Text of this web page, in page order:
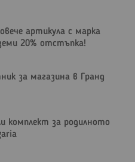
артикула с марка
20% отстъпка!
за магазина в Гранд
комплект за родилното